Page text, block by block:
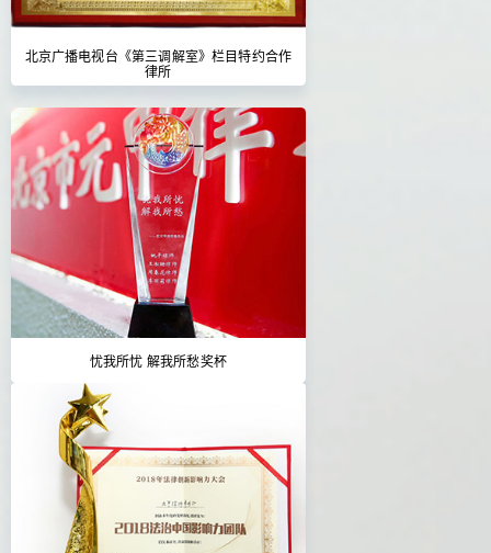
北京广播电视台《第三调解室》栏目特约合作
律所
忧我所忧 解我所愁奖杯